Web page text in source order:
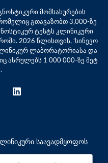
მომსახურების
გთავაზობთ 3,000-ზე
ტესტს კლინიკური
2026 წლისთვის, ‘სინევო
ლაბორატორიასა და
ასრულებს 1 000 000-ზე მეტ
საავადმყოფოს